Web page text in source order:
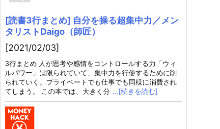
[読書3行まとめ] 自分を操る超集中力／メン
タリストDaigo（師匠）
[2021/02/03]
3行まとめ 人が思考や感情をコントロールする力「ウィ
ルパワー」は限られていて、集中力を行使するために削
られていく。プライベートでも仕事でも同様に消費され
てしまう。 この本では、大きく分 …[続きを読む]